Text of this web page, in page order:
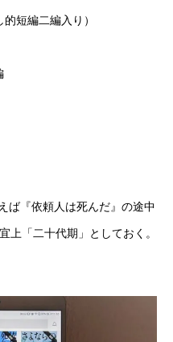
短編二編入り）
ば『依頼人は死んだ』の途中
上「二十代期」としておく。